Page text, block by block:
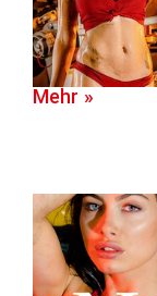
Mehr »